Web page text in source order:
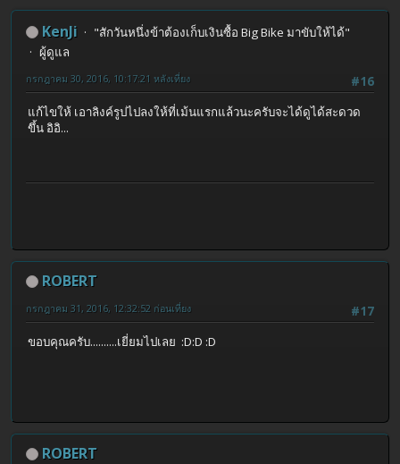
KenJi
"สักวันหนึ่งข้าต้องเก็บเงินซื้อ Big Bike มาขับให้ได้"
ผู้ดูแล
#16
กรกฎาคม 30, 2016, 10:17:21 หลังเที่ยง
แก้ไขให้ เอาลิงค์รูปไปลงให้ที่เม้นแรกแล้วนะครับจะได้ดูได้สะดวด
ขึ้น อิอิ...
ROBERT
#17
กรกฎาคม 31, 2016, 12:32:52 ก่อนเที่ยง
ขอบคุณครับ..........เยี่ยมไปเลย :D:D :D
ROBERT